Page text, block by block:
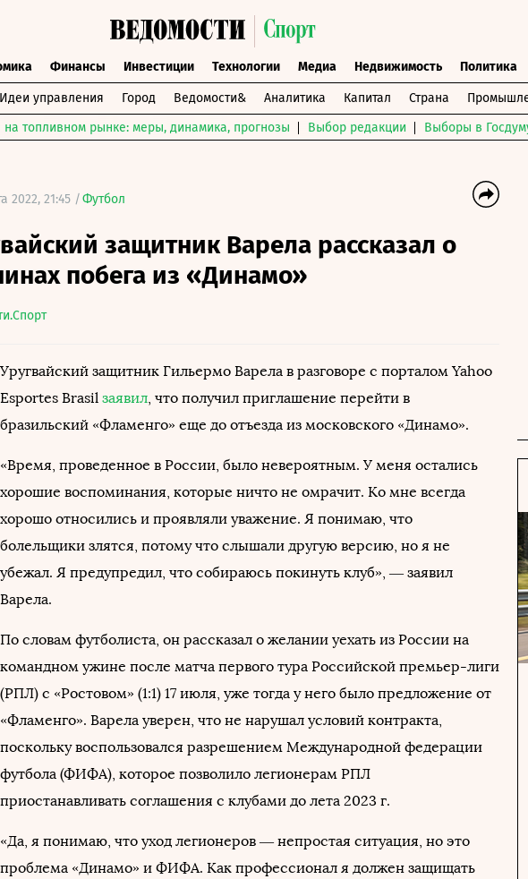
Финансы Инвестиции Технологии Медиа Недвижимость Политика
Идеи управления Город Ведомости& Аналитика Капитал Страна
на топливном рынке: меры, динамика, прогнозы Выбор редакции Выборы в
2022, 21:45 /Футбол
защитник Варела рассказал о
побега из «Динамо»
Уругвайский защитник Гильермо Варела в разговоре с порталом Yahoo
Esportes Brasil заявил, что получил приглашение перейти в
бразильский «Фламенго» еще до отъезда из московского «Динамо».
«Время, проведенное в России, было невероятным. У меня остались
хорошие воспоминания, которые ничто не омрачит. Ко мне всегда
хорошо относились и проявляли уважение. Я понимаю, что
болельщики злятся, потому что слышали другую версию, но я не
убежал. Я предупредил, что собираюсь покинуть клуб», — заявил
Варела.
По словам футболиста, он рассказал о желании уехать из России на
командном ужине после матча первого тура Российской премьер-лиги
(РПЛ) с «Ростовом» (1:1) 17 июля, уже тогда у него было предложение от
«Фламенго». Варела уверен, что не нарушал условий контракта,
поскольку воспользовался разрешением Международной федерации
футбола (ФИФА), которое позволило легионерам РПЛ
приостанавливать соглашения с клубами до лета 2023 г.
«Да, я понимаю, что уход легионеров — непростая ситуация, но это
проблема «Динамо» и ФИФА. Как профессионал я должен защищать